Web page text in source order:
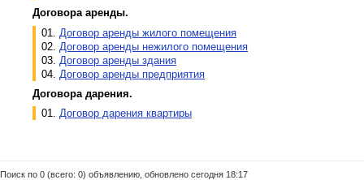
Договора аренды.
01. Договор аренды жилого помещения
02. Договор аренды нежилого помещения
03. Договор аренды здания
04. Договор аренды предприятия
Договора дарения.
01. Договор дарения квартиры
Поиск по 0 (всего: 0) объявлению, обновлено сегодня 18:17